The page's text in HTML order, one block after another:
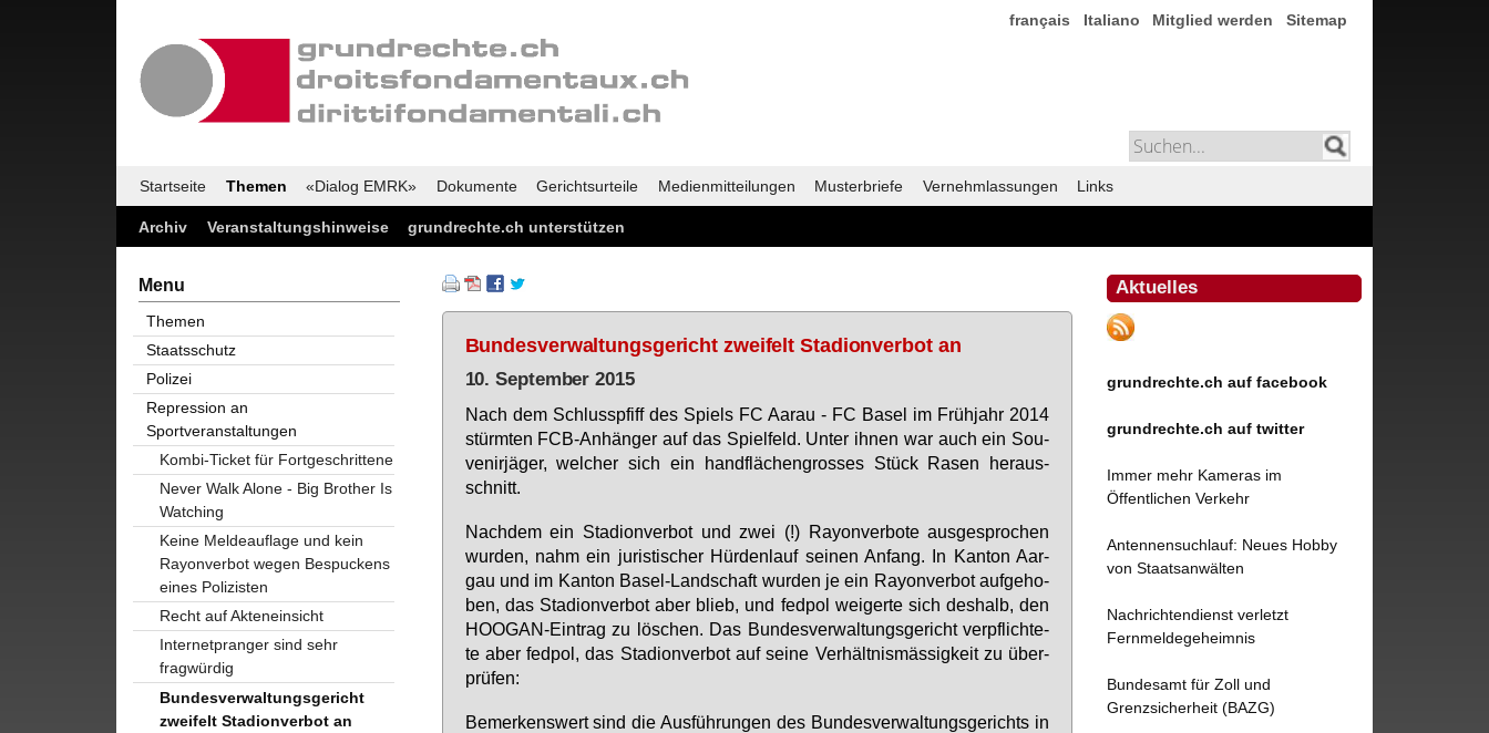
français Italiano Mitglied werden Sitemap
Startseite Themen «Dialog EMRK» Dokumente Gerichtsurteile Medienmitteilungen Musterbriefe Vernehmlassungen Links
Archiv Veranstaltungshinweise grundrechte.ch unterstützen
Bundesverwaltungsgericht zweifelt Stadionverbot an
10. September 2015
Nach dem Schluss­pfiff des Spiels FC Aarau - FC Ba­sel im Früh­jahr 2014
stürm­ten FCB-An­hän­ger auf das Spiel­feld. Un­ter ih­nen war auch ein Sou­
ve­nir­jä­ger, wel­cher sich ein hand­flä­chen­gros­ses Stück Ra­sen her­aus­
schnitt.
Nach­dem ein Sta­di­on­ver­bot und zwei (!) Rayon­ver­bo­te aus­ge­spro­chen
wur­den, nahm ein ju­ris­ti­scher Hür­den­lauf sei­nen An­fang. In Kan­ton Aar­
gau und im Kan­ton Ba­sel-Land­schaft wur­den je ein Rayon­ver­bot auf­ge­ho­
ben, das Sta­di­on­ver­bot aber blieb, und fed­pol wei­ger­te sich des­halb, den
HOO­GAN-Ein­trag zu lö­schen. Das Bun­des­ver­wal­tungs­ge­richt ver­pflich­te­
te aber fed­pol, das Sta­di­on­ver­bot auf sei­ne Ver­hält­nis­mäs­sig­keit zu über­
prü­fen:
Be­mer­kens­wert sind die Aus­füh­run­gen des Bun­des­ver­wal­tungs­ge­richts in
Aktuelles
grundrechte.ch auf facebook
grundrechte.ch auf twitter
Immer mehr Kameras im
Öffentlichen Verkehr
Antennensuchlauf: Neues Hobby
von Staatsanwälten
Nachrichtendienst verletzt
Fernmeldegeheimnis
Bundesamt für Zoll und
Grenzsicherheit (BAZG)
Menu
Themen
Staatsschutz
Polizei
Repression an
Sportveranstaltungen
Kombi-Ticket für Fortgeschrittene
Never Walk Alone - Big Brother Is
Watching
Keine Meldeauflage und kein
Rayonverbot wegen Bespuckens
eines Polizisten
Recht auf Akteneinsicht
Internetpranger sind sehr
fragwürdig
Bundesverwaltungsgericht
zweifelt Stadionverbot an